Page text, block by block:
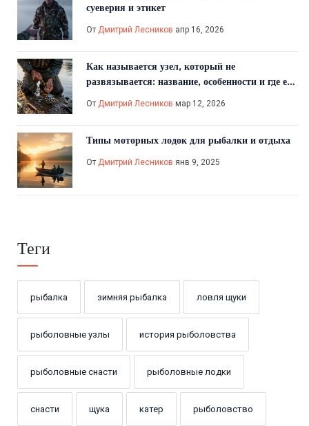
суеверия и этикет
От Дмитрий Лесников апр 16, 2026
Как называется узел, который не
развязывается: название, особенности и где его
От Дмитрий Лесников мар 12, 2026
Типы моторных лодок для рыбалки и отдыха
От Дмитрий Лесников янв 9, 2025
Теги
рыбалка зимняя рыбалка ловля щуки
рыболовные узлы история рыболовства
рыболовные снасти рыболовные лодки
снасти щука катер рыболовство